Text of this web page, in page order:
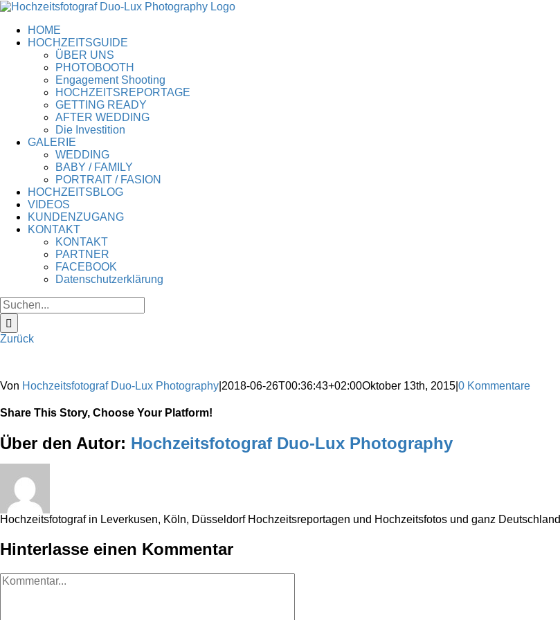
Zum
springenHOME
HOCHZEITSGUIDE
ÜBER UNS
PHOTOBOOTH
Engagement Shooting
HOCHZEITSREPORTAGE
GETTING READY
AFTER WEDDING
Die Investition
GALERIE
WEDDING
BABY / FAMILY
PORTRAIT / FASION
HOCHZEITSBLOG
VIDEOS
KUNDENZUGANG
KONTAKT
KONTAKT
PARTNER
FACEBOOK
Datenschutzerklärung
Suche
nach:
Zurück
Von Hochzeitsfotograf Duo-Lux Photography 2018-06-26T00:36:43+02:00Oktober 13th, 2015 0 Kommentare
Share This Story, Choose Your Platform!
Sharing_facebook
Sharing_twitter
Sharing_reddit
Über den Autor: Hochzeitsfotograf Duo-Lux Photography
Hochzeitsfotograf in Leverkusen, Köln, Düsseldorf Hochzeitsreportagen und Hochzeitsfotos und ganz Deutschland
Hinterlasse einen Kommentar
Kommentar